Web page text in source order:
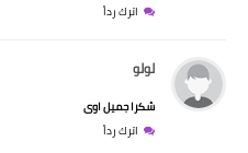
اترك رداً
لولو
شكرا جميل اوى
اترك رداً